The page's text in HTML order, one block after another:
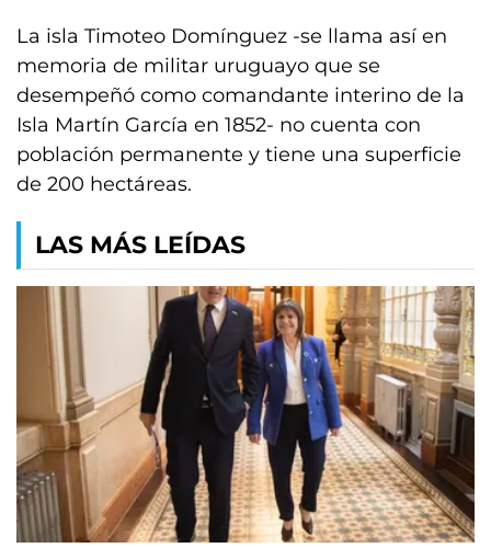
La isla Timoteo Domínguez -se llama así en
memoria de militar uruguayo que se
desempeñó como comandante interino de la
Isla Martín García en 1852- no cuenta con
población permanente y tiene una superficie
de 200 hectáreas.
LAS MÁS LEÍDAS